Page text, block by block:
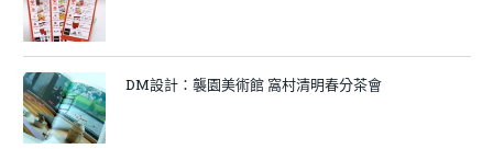
DM設計：襲園美術館 窩村清明春分茶會